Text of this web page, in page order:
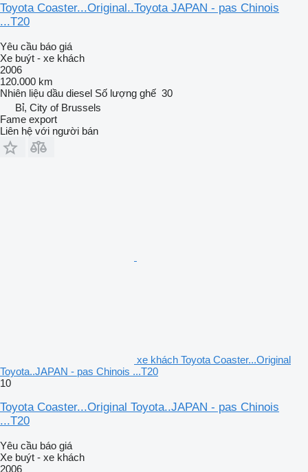
Toyota Coaster...Original..Toyota JAPAN - pas Chinois
...T20
Yêu cầu báo giá
Xe buýt - xe khách
2006
120.000 km
Nhiên liệu dầu diesel Số lượng ghế 30
Bỉ, City of Brussels
Fame export
Liên hệ với người bán
xe khách Toyota Coaster...Original
Toyota..JAPAN - pas Chinois ...T20
10
Toyota Coaster...Original Toyota..JAPAN - pas Chinois
...T20
Yêu cầu báo giá
Xe buýt - xe khách
2006